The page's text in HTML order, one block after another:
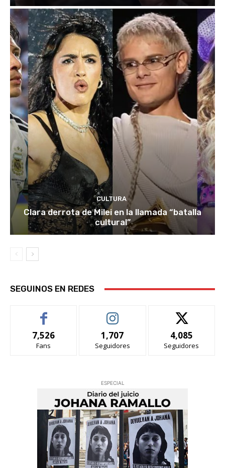
CULTURA
Clara derrota de Milei en la llamada “batalla
cultural”
SEGUINOS EN REDES
7,526
Fans
1,707
Seguidores
4,085
Seguidores
ESPECIAL